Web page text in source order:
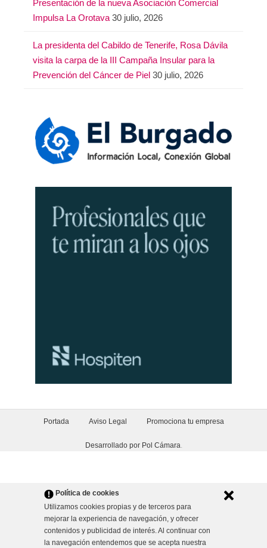
Política de cookies
Utilizamos cookies propias y de terceros para
mejorar la experiencia de navegación, y ofrecer
contenidos y publicidad de interés. Al continuar con
la navegación entendemos que se acepta nuestra
Presentación de la nueva Asociación Comercial
Impulsa La Orotava 30 julio, 2026
La presidenta del Cabildo de Tenerife, Rosa Dávila
visita la carpa de la III Campaña Insular para la
Prevención del Cáncer de Piel 30 julio, 2026
Portada Aviso Legal Promociona tu empresa
Desarrollado por Pol Cámara.